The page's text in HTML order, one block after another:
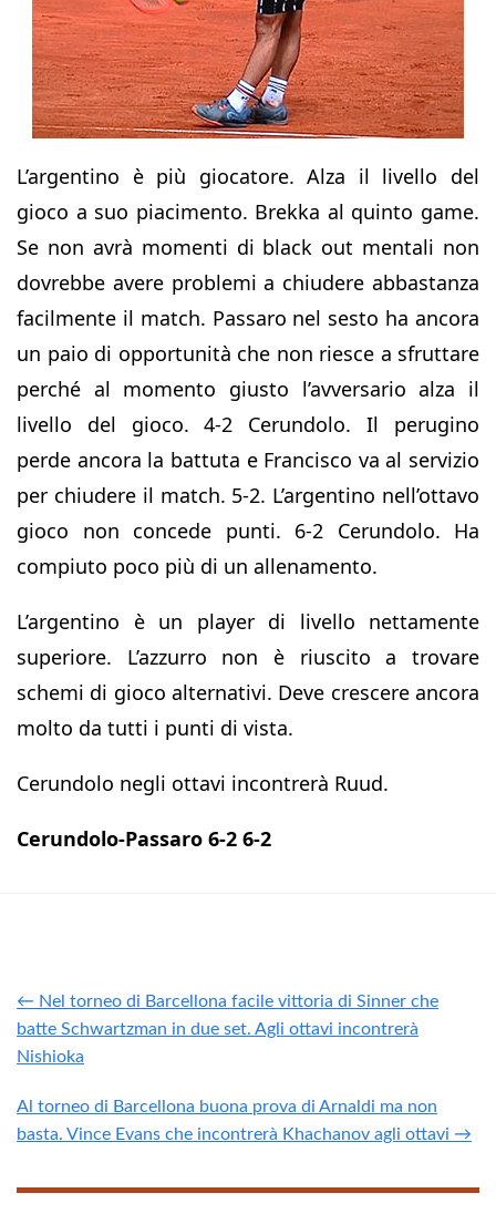
L’argentino è più giocatore. Alza il livello del
gioco a suo piacimento. Brekka al quinto game.
Se non avrà momenti di black out mentali non
dovrebbe avere problemi a chiudere abbastanza
facilmente il match. Passaro nel sesto ha ancora
un paio di opportunità che non riesce a sfruttare
perché al momento giusto l’avversario alza il
livello del gioco. 4-2 Cerundolo. Il perugino
perde ancora la battuta e Francisco va al servizio
per chiudere il match. 5-2. L’argentino nell’ottavo
gioco non concede punti. 6-2 Cerundolo. Ha
compiuto poco più di un allenamento.
L’argentino è un player di livello nettamente
superiore. L’azzurro non è riuscito a trovare
schemi di gioco alternativi. Deve crescere ancora
molto da tutti i punti di vista.
Cerundolo negli ottavi incontrerà Ruud.
Cerundolo-Passaro 6-2 6-2
← Nel torneo di Barcellona facile vittoria di Sinner che
batte Schwartzman in due set. Agli ottavi incontrerà
Nishioka
Al torneo di Barcellona buona prova di Arnaldi ma non
basta. Vince Evans che incontrerà Khachanov agli ottavi →